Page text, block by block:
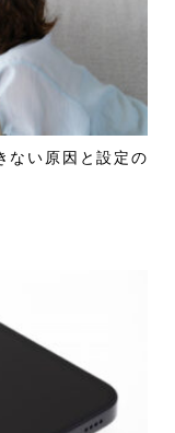
ない原因と設定の